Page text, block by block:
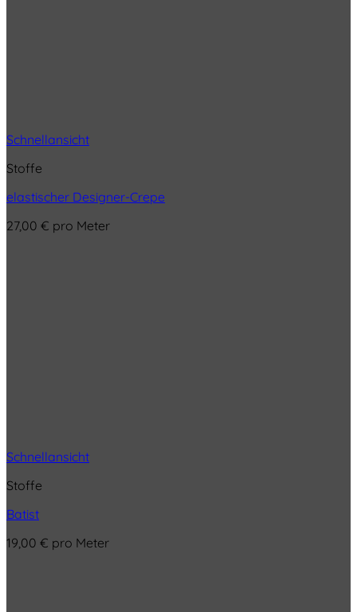
Schnellansicht
Stoffe
elastischer Designer-Crepe
27,00 € pro Meter
Schnellansicht
Stoffe
Batist
19,00 € pro Meter